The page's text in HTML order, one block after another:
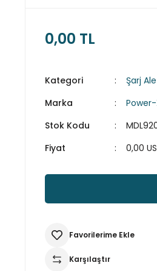
0,00 TL
Kategori
Şarj
Marka
Stok Kodu
Fiyat
0,00
Karşılaştır